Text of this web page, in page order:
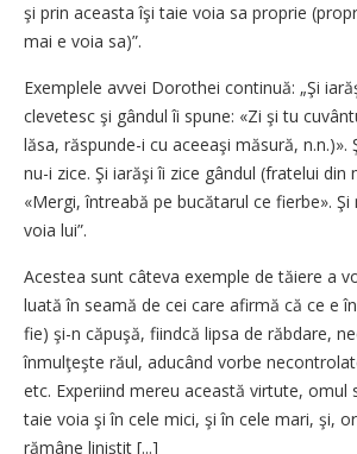
şi prin aceasta îşi taie voia sa proprie
mai e voia sa)”.
Exemplele avvei Dorothei continuă: „Şi
clevetesc şi gândul îi spune: «Zi şi tu
lăsa, răspunde-i cu aceeaşi măsură, n.n.)».
nu-i zice. Şi iarăşi îi zice gândul (fratelui din
«Mergi, întreabă pe bucătarul ce fierbe».
voia lui”.
Acestea sunt câteva exemple de tăiere a
luată în seamă de cei care afirmă că ce e
fie) şi-n căpuşă, fiindcă lipsa de răbdare,
înmulţeşte răul, aducând vorbe
etc. Experiind mereu această virtute, omul
taie voia şi în cele mici, şi în cele mari, şi,
rămâne liniştit [...]